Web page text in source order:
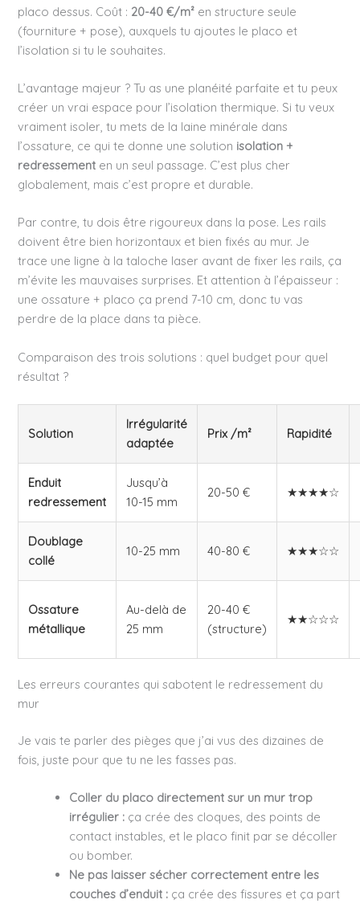
placo dessus. Coût : 20-40 €/m² en structure seule
(fourniture + pose), auxquels tu ajoutes le placo et
l’isolation si tu le souhaites.
L’avantage majeur ? Tu as une planéité parfaite et tu peux
créer un vrai espace pour l’isolation thermique. Si tu veux
vraiment isoler, tu mets de la laine minérale dans
l’ossature, ce qui te donne une solution isolation +
redressement en un seul passage. C’est plus cher
globalement, mais c’est propre et durable.
Par contre, tu dois être rigoureux dans la pose. Les rails
doivent être bien horizontaux et bien fixés au mur. Je
trace une ligne à la taloche laser avant de fixer les rails, ça
m’évite les mauvaises surprises. Et attention à l’épaisseur :
une ossature + placo ça prend 7-10 cm, donc tu vas
perdre de la place dans ta pièce.
Comparaison des trois solutions : quel budget pour quel
résultat ?
Solution
Irrégularité
adaptée
Prix /m² Rapidité
Enduit
redressement
Jusqu’à
10-15 mm
20-50 € ★★★★☆
Doublage
collé
10-25 mm 40-80 € ★★★☆☆
Ossature
métallique
Au-delà de
25 mm
20-40 €
(structure)
★★☆☆☆
Les erreurs courantes qui sabotent le redressement du
mur
Je vais te parler des pièges que j’ai vus des dizaines de
fois, juste pour que tu ne les fasses pas.
Coller du placo directement sur un mur trop
irrégulier : ça crée des cloques, des points de
contact instables, et le placo finit par se décoller
ou bomber.
Ne pas laisser sécher correctement entre les
couches d’enduit : ça crée des fissures et ça part